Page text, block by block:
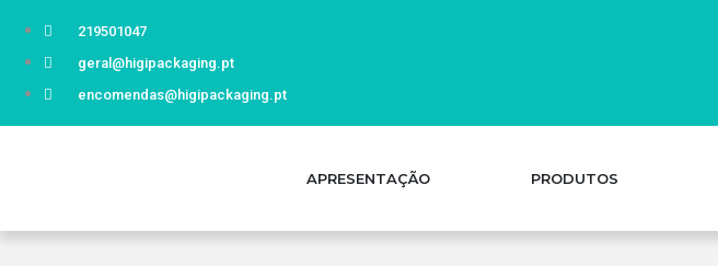
219501047
geral@higipackaging.pt
encomendas@higipackaging.pt
APRESENTAÇÃO PRODUTOS